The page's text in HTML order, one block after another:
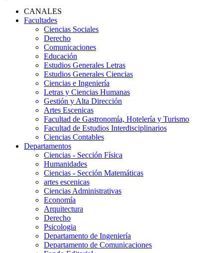
CANALES
Facultades
Ciencias Sociales
Derecho
Comunicaciones
Educación
Estudios Generales Letras
Estudios Generales Ciencias
Ciencias e Ingeniería
Letras y Ciencias Humanas
Gestión y Alta Dirección
Artes Escenicas
Facultad de Gastronomía, Hotelería y Turismo
Facultad de Estudios Interdisciplinarios
Ciencias Contables
Departamentos
Ciencias - Sección Física
Humanidades
Ciencias - Sección Matemáticas
artes escenicas
Ciencias Administrativas
Economía
Arquitectura
Derecho
Psicologia
Departamento de Ingeniería
Departamento de Comunicaciones